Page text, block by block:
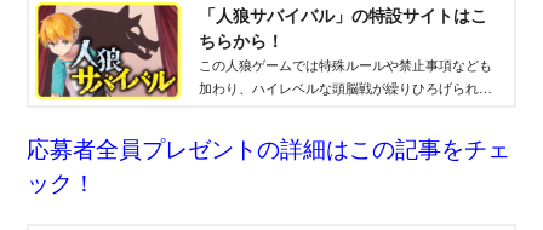
「人狼サバイバル」の特設サイトはこ
ちらから！
この人狼ゲームでは特殊ルールや禁止事項なども
加わり、ハイレベルな頭脳戦が繰りひろげられ
応募者全員プレゼントの詳細はこの記事をチェ
ック！